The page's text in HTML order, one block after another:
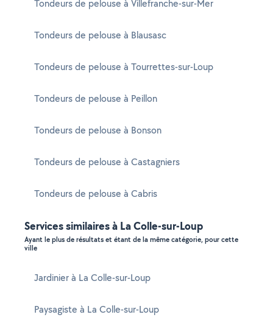
Tondeurs de pelouse à Villefranche-sur-Mer
Tondeurs de pelouse à Blausasc
Tondeurs de pelouse à Tourrettes-sur-Loup
Tondeurs de pelouse à Peillon
Tondeurs de pelouse à Bonson
Tondeurs de pelouse à Castagniers
Tondeurs de pelouse à Cabris
Services similaires à La Colle-sur-Loup
Ayant le plus de résultats et étant de la même catégorie, pour cette
ville
Jardinier à La Colle-sur-Loup
Paysagiste à La Colle-sur-Loup